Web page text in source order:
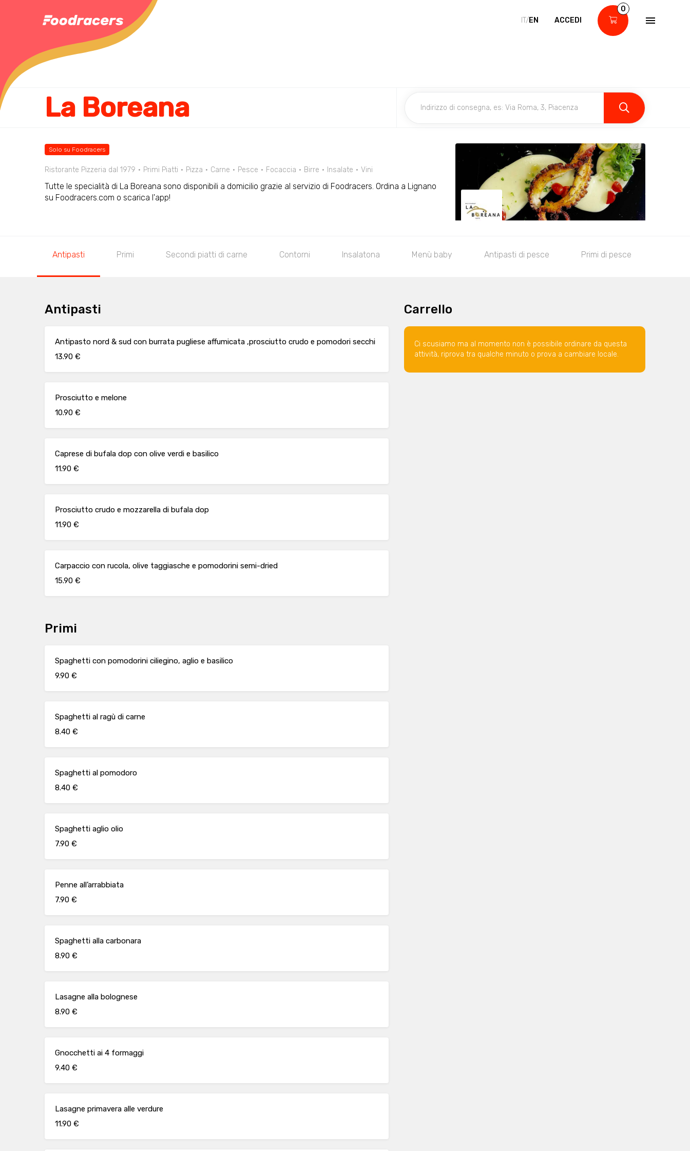
IT/EN ACCEDI
0
La Boreana
Solo su Foodracers
Ristorante Pizzeria dal 1979 Primi Piatti Pizza Carne Pesce Focaccia Birre Insalate Vini
Tutte le specialità di La Boreana sono disponibili a domicilio grazie al servizio di Foodracers. Ordina a Lignano
su Foodracers.com o scarica l'app!
Antipasti Primi Secondi piatti di carne Contorni Insalatona Menù baby Antipasti di pesce Primi di pesce
Antipasti
Antipasto nord & sud con burrata pugliese affumicata ,prosciutto crudo e pomodori secchi
13.90 €
Prosciutto e melone
10.90 €
Caprese di bufala dop con olive verdi e basilico
11.90 €
Prosciutto crudo e mozzarella di bufala dop
11.90 €
Carpaccio con rucola, olive taggiasche e pomodorini semi-dried
15.90 €
Primi
Spaghetti con pomodorini ciliegino, aglio e basilico
9.90 €
Spaghetti al ragù di carne
8.40 €
Spaghetti al pomodoro
8.40 €
Spaghetti aglio olio
7.90 €
Penne all’arrabbiata
7.90 €
Spaghetti alla carbonara
8.90 €
Lasagne alla bolognese
8.90 €
Gnocchetti ai 4 formaggi
9.40 €
Lasagne primavera alle verdure
11.90 €
Carrello
Ci scusiamo ma al momento non è possibile ordinare da questa
attività, riprova tra qualche minuto o prova a cambiare locale.